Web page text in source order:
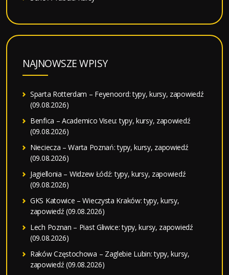
NAJNOWSZE WPISY
Sparta Rotterdam – Feyenoord: typy, kursy, zapowiedź
(09.08.2026)
Benfica – Academico Viseu: typy, kursy, zapowiedź
(09.08.2026)
Nieciecza – Warta Poznań: typy, kursy, zapowiedź
(09.08.2026)
Jagiellonia – Widzew Łódź: typy, kursy, zapowiedź
(09.08.2026)
GKS Katowice – Wieczysta Kraków: typy, kursy,
zapowiedź (09.08.2026)
Lech Poznan – Piast Gliwice: typy, kursy, zapowiedź
(09.08.2026)
Raków Częstochowa – Zaglebie Lubin: typy, kursy,
zapowiedź (09.08.2026)